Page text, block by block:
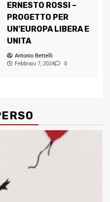
ERNESTO ROSSI –
PROGETTO PER
UN’EUROPA LIBERA E
UNITA
Antonio Bettelli
Febbraio 7, 2024
0